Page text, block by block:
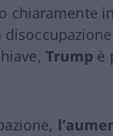
chiaramente
Trump è